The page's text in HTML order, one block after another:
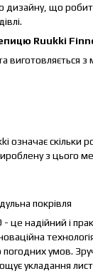
дизайну, що
Ruukki
з
скільки
з цього
покрівля
це надійний і
погодних умов.
укладання